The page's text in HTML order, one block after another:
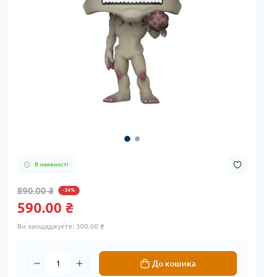
В наявності
890.00 ₴ -34%
590.00 ₴
Ви заощаджуєте: 300.00 ₴
До кошика